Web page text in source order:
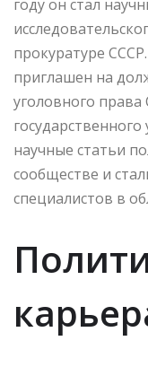
году он стал
прокуратуре
приглашен на
уголовного права
научные статьи
сообществе и
специалистов в